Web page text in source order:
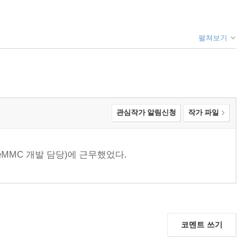
펼쳐보기
관심작가 알림신청 작가 파일
개발 담당)에 근무했었다.
코멘트 쓰기